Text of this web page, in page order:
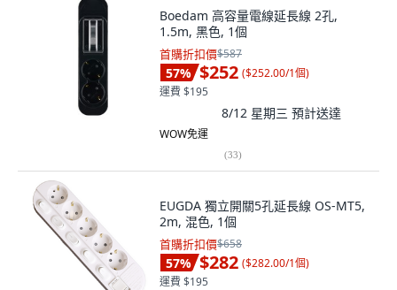
Boedam 高容量電線延長線 2孔,
1.5m, 黑色, 1個
首購折扣價$587
57% $252 ($252.00/1個)
運費 $195
8/12 星期三 預計送達
WOW免運
(33)
EUGDA 獨立開關5孔延長線 OS-MT5,
2m, 混色, 1個
首購折扣價$658
57% $282 ($282.00/1個)
運費 $195